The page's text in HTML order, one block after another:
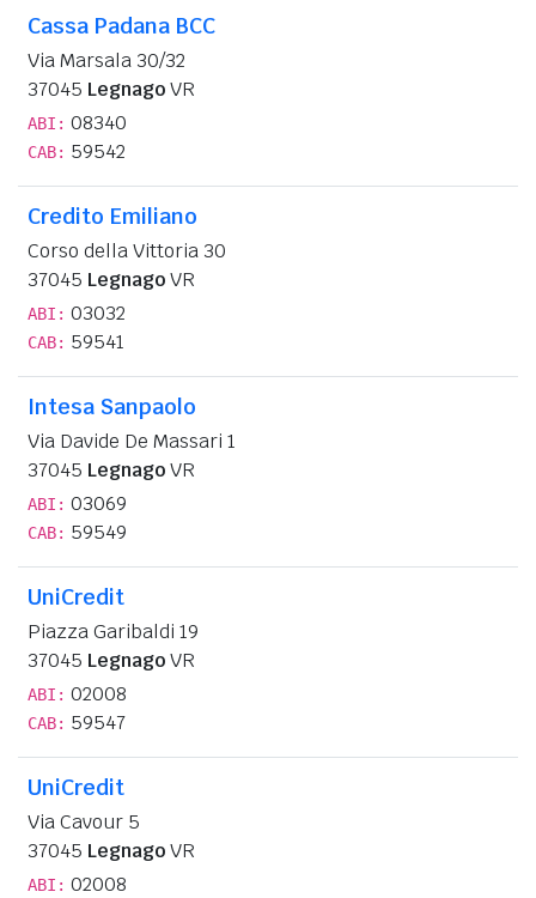
Cassa Padana BCC
Via Marsala 30/32
37045 LegnagoVR
ABI: 08340
CAB: 59542
Credito Emiliano
Corso della Vittoria 30
37045 LegnagoVR
ABI: 03032
CAB: 59541
Intesa Sanpaolo
Via Davide De Massari 1
37045 LegnagoVR
ABI: 03069
CAB: 59549
UniCredit
Piazza Garibaldi 19
37045 LegnagoVR
ABI: 02008
CAB: 59547
UniCredit
Via Cavour 5
37045 LegnagoVR
ABI: 02008